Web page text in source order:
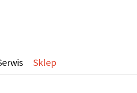
Sklep